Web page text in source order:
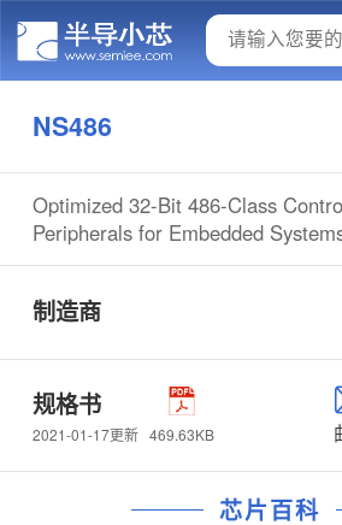
NS486
Optimized 32-Bit 486-Class
Peripherals for Embedded
制造商
规格书
2021-01-17更新 469.63KB
芯片百科